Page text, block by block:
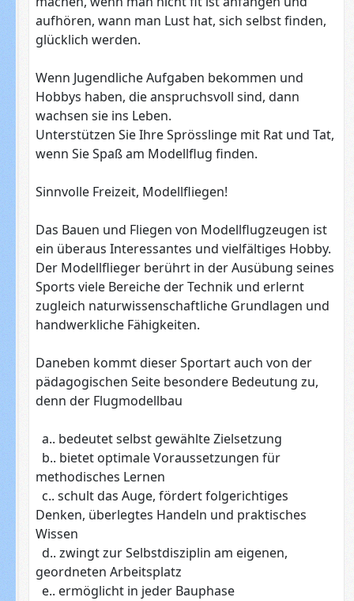
aufhören, wann man Lust hat, sich selbst finden,
glücklich werden.
Wenn Jugendliche Aufgaben bekommen und
Hobbys haben, die anspruchsvoll sind, dann
wachsen sie ins Leben.
Unterstützen Sie Ihre Sprösslinge mit Rat und Tat,
wenn Sie Spaß am Modellflug finden.
Sinnvolle Freizeit, Modellfliegen!
Das Bauen und Fliegen von Modellflugzeugen ist
ein überaus Interessantes und vielfältiges Hobby.
Der Modellflieger berührt in der Ausübung seines
Sports viele Bereiche der Technik und erlernt
zugleich naturwissenschaftliche Grundlagen und
handwerkliche Fähigkeiten.
Daneben kommt dieser Sportart auch von der
pädagogischen Seite besondere Bedeutung zu,
denn der Flugmodellbau
a.. bedeutet selbst gewählte Zielsetzung
b.. bietet optimale Voraussetzungen für
methodisches Lernen
c.. schult das Auge, fördert folgerichtiges
Denken, überlegtes Handeln und praktisches
Wissen
d.. zwingt zur Selbstdisziplin am eigenen,
geordneten Arbeitsplatz
e.. ermöglicht in jeder Bauphase